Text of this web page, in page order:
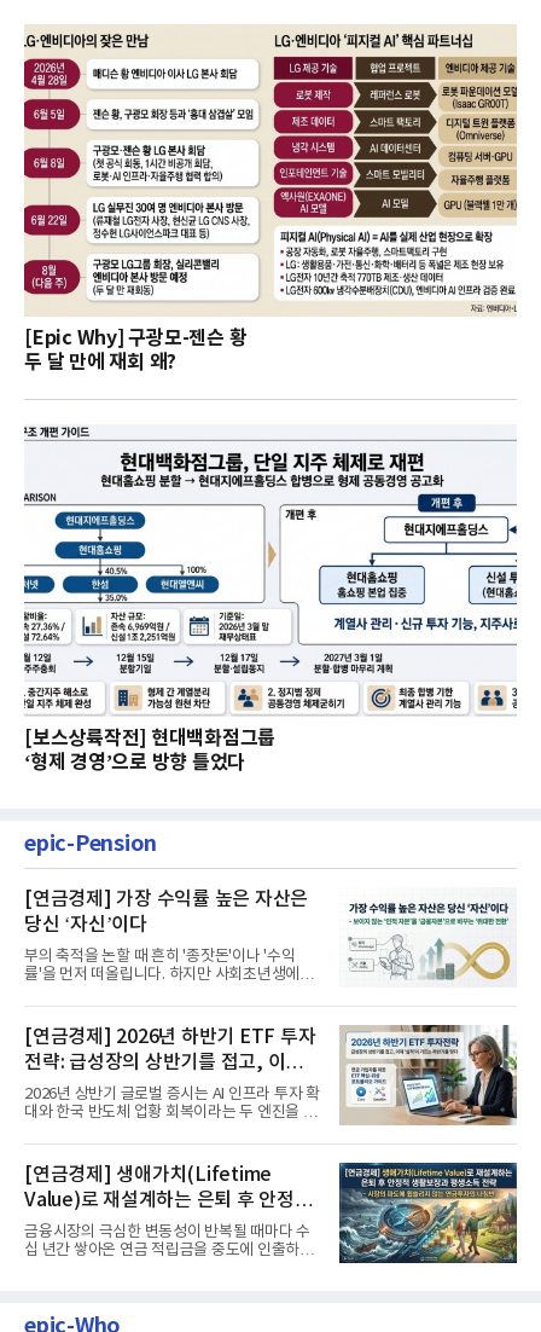
[Epic Why] 구광모-젠슨 황
두 달 만에 재회 왜?
[보스상륙작전] 현대백화점그룹
‘형제 경영’으로 방향 틀었다
epic-Pension
[연금경제] 가장 수익률 높은 자산은
당신 ‘자신’이다
부의 축적을 논할 때 흔히 '종잣돈'이나 '수익
률'을 먼저 떠올립니다. 하지만 사회초년생에게
[연금경제] 2026년 하반기 ETF 투자
전략: 급성장의 상반기를 접고, 이제
'실적'이 가르는 하반기를 맞다
2026년 상반기 글로벌 증시는 AI 인프라 투자 확
대와 한국 반도체 업황 회복이라는 두 엔진을 달
[연금경제] 생애가치(Lifetime
Value)로 재설계하는 은퇴 후 안정적
생활보장과 평생소득 전략
금융시장의 극심한 변동성이 반복될 때마다 수
십 년간 쌓아온 연금 적립금을 중도에 인출하거
epic-Who